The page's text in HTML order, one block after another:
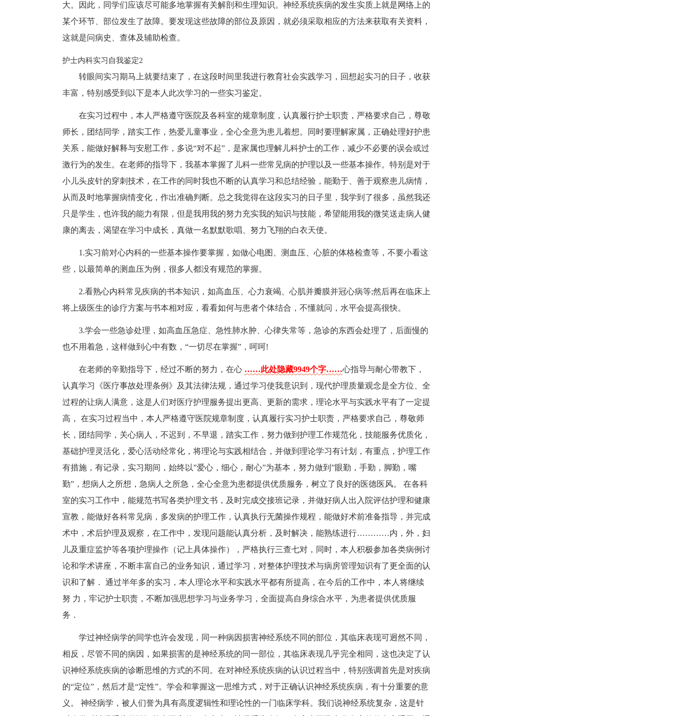
大。因此，同学们应该尽可能多地掌握有关解剖和生理知识。神经系统疾病的发生实质上就是网络上的
某个环节、部位发生了故障。要发现这些故障的部位及原因，就必须采取相应的方法来获取有关资料，
这就是问病史、查体及辅助检查。
护士内科实习自我鉴定2
转眼间实习期马上就要结束了，在这段时间里我进行教育社会实践学习，回想起实习的日子，收获
丰富，特别感受到以下是本人此次学习的一些实习鉴定。
在实习过程中，本人严格遵守医院及各科室的规章制度，认真履行护士职责，严格要求自己，尊敬
师长，团结同学，踏实工作，热爱儿童事业，全心全意为患儿着想。同时要理解家属，正确处理好护患
关系，能做好解释与安慰工作，多说“对不起”，是家属也理解儿科护士的工作，减少不必要的误会或过
激行为的发生。在老师的指导下，我基本掌握了儿科一些常见病的护理以及一些基本操作。特别是对于
小儿头皮针的穿刺技术，在工作的同时我也不断的认真学习和总结经验，能勤于、善于观察患儿病情，
从而及时地掌握病情变化，作出准确判断。总之我觉得在这段实习的日子里，我学到了很多，虽然我还
只是学生，也许我的能力有限，但是我用我的努力充实我的知识与技能，希望能用我的微笑送走病人健
康的离去，渴望在学习中成长，真做一名默默歌唱、努力飞翔的白衣天使。
1.实习前对心内科的一些基本操作要掌握，如做心电图、测血压、心脏的体格检查等，不要小看这
些，以最简单的测血压为例，很多人都没有规范的掌握。
2.看熟心内科常见疾病的书本知识，如高血压、心力衰竭、心肌并瓣膜并冠心病等;然后再在临床上
将上级医生的诊疗方案与书本相对应，看看如何与患者个体结合，不懂就问，水平会提高很快。
3.学会一些急诊处理，如高血压急症、急性肺水肿、心律失常等，急诊的东西会处理了，后面慢的
也不用着急，这样做到心中有数，“一切尽在掌握”，呵呵!
在老师的辛勤指导下，经过不断的努力，在心 ……此处隐藏9949个字……心指导与耐心带教下，
认真学习《医疗事故处理条例》及其法律法规，通过学习使我意识到，现代护理质量观念是全方位、全
过程的让病人满意，这是人们对医疗护理服务提出更高、更新的需求，理论水平与实践水平有了一定提
高， 在实习过程当中，本人严格遵守医院规章制度，认真履行实习护士职责，严格要求自己，尊敬师
长，团结同学，关心病人，不迟到，不早退，踏实工作，努力做到护理工作规范化，技能服务优质化，
基础护理灵活化，爱心活动经常化，将理论与实践相结合，并做到理论学习有计划，有重点，护理工作
有措施，有记录，实习期间，始终以”爱心，细心，耐心”为基本，努力做到”眼勤，手勤，脚勤，嘴
勤”，想病人之所想，急病人之所急，全心全意为患都提供优质服务，树立了良好的医德医风。 在各科
室的实习工作中，能规范书写各类护理文书，及时完成交接班记录，并做好病人出入院评估护理和健康
宣教，能做好各科常见病，多发病的护理工作，认真执行无菌操作规程，能做好术前准备指导，并完成
术中，术后护理及观察，在工作中，发现问题能认真分析，及时解决，能熟练进行…………内，外，妇
儿及重症监护等各项护理操作（记上具体操作），严格执行三查七对，同时，本人积极参加各类病例讨
论和学术讲座，不断丰富自己的业务知识，通过学习，对整体护理技术与病房管理知识有了更全面的认
识和了解． 通过半年多的实习，本人理论水平和实践水平都有所提高，在今后的工作中，本人将继续
努 力，牢记护士职责，不断加强思想学习与业务学习，全面提高自身综合水平，为患者提供优质服
务．
学过神经病学的同学也许会发现，同一种病因损害神经系统不同的部位，其临床表现可迥然不同，
相反，尽管不同的病因，如果损害的是神经系统的同一部位，其临床表现几乎完全相同，这也决定了认
识神经系统疾病的诊断思维的方式的不同。在对神经系统疾病的认识过程当中，特别强调首先是对疾病
的“定位”，然后才是“定性”。学会和掌握这一思维方式，对于正确认识神经系统疾病，有十分重要的意
义。 神经病学，被人们誉为具有高度逻辑性和理论性的一门临床学科。我们说神经系统复杂，这是针